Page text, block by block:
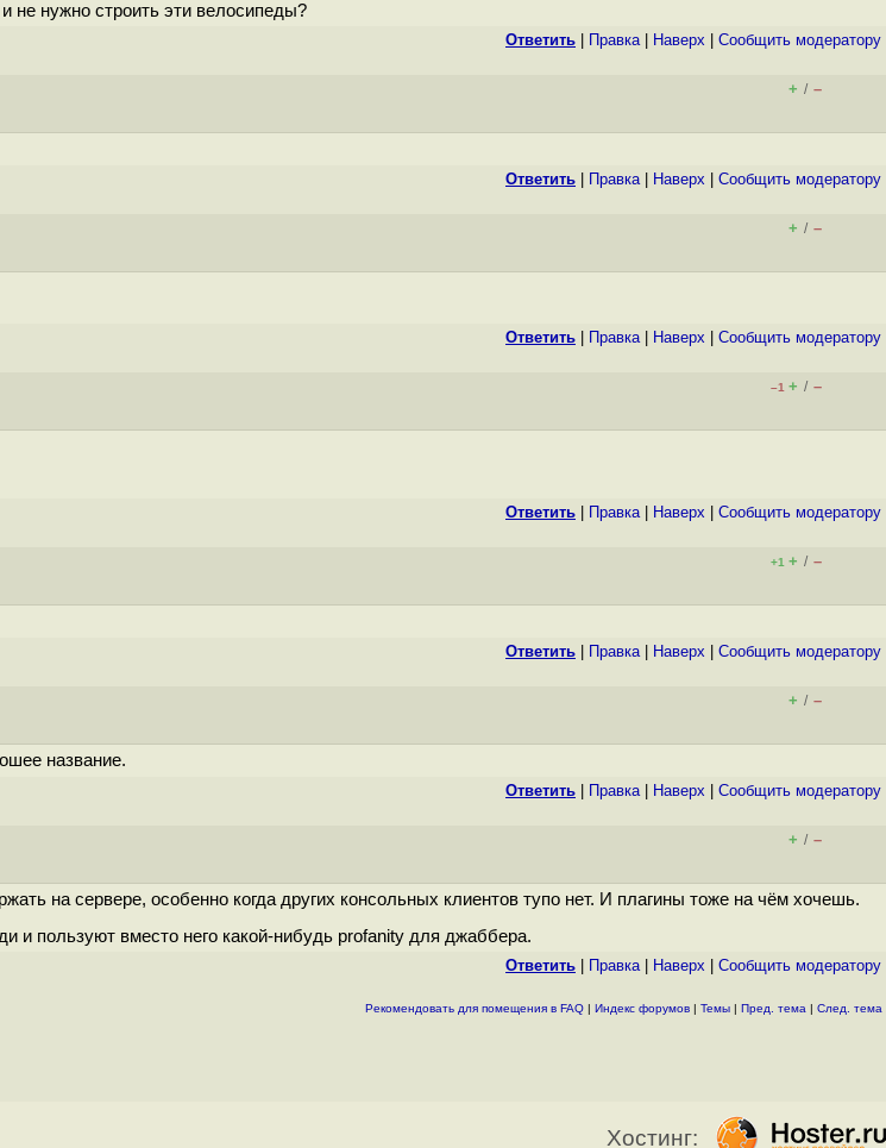
не нужно строить эти велосипеды?
Ответить Правка| Наверх Cообщить модератору
+ / –
Ответить Правка| Наверх Cообщить модератору
+ / –
Ответить Правка| Наверх Cообщить модератору
–1 + / –
Ответить Правка| Наверх Cообщить модератору
+1 + / –
Ответить Правка| Наверх Cообщить модератору
+ / –
название.
Ответить Правка| Наверх Cообщить модератору
+ / –
на сервере, особенно когда других консольных клиентов тупо нет. И плагины тоже на чём хочешь.
и пользуют вместо него какой-нибудь profanity для джаббера.
Ответить Правка| Наверх Cообщить модератору
Рекомендовать для помещения в FAQ | Индекс форумов | Темы | Пред. тема | След. тема
Хостинг: